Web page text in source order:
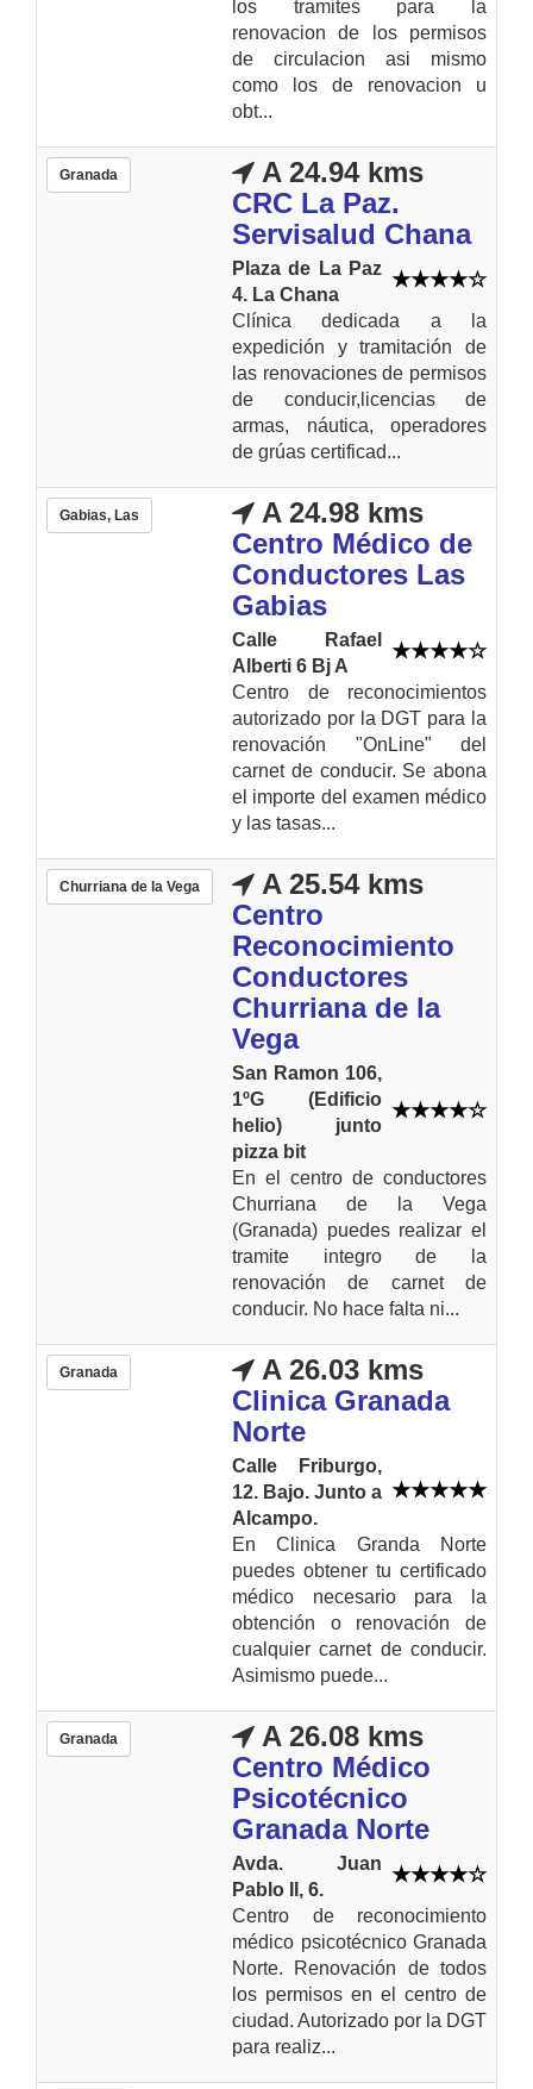
los tramites para la
renovacion de los permisos
de circulacion asi mismo
como los de renovacion u
obt...
Granada
A 24.94 kms
CRC La Paz.
Servisalud Chana
Plaza de La Paz
4. La Chana
Clínica dedicada a la
expedición y tramitación de
las renovaciones de permisos
de conducir,licencias de
armas, náutica, operadores
de grúas certificad...
Gabias, Las
A 24.98 kms
Centro Médico de
Conductores Las
Gabias
Calle Rafael
Alberti 6 Bj A
Centro de reconocimientos
autorizado por la DGT para la
renovación "OnLine" del
carnet de conducir. Se abona
el importe del examen médico
y las tasas...
Churriana de la Vega
A 25.54 kms
Centro
Reconocimiento
Conductores
Churriana de la
Vega
San Ramon 106,
1ºG (Edificio
helio) junto
pizza bit
En el centro de conductores
Churriana de la Vega
(Granada) puedes realizar el
tramite integro de la
renovación de carnet de
conducir. No hace falta ni...
Granada
A 26.03 kms
Clinica Granada
Norte
Calle Friburgo,
12. Bajo. Junto a
Alcampo.
En Clinica Granda Norte
puedes obtener tu certificado
médico necesario para la
obtención o renovación de
cualquier carnet de conducir.
Asimismo puede...
Granada
A 26.08 kms
Centro Médico
Psicotécnico
Granada Norte
Avda. Juan
Pablo II, 6.
Centro de reconocimiento
médico psicotécnico Granada
Norte. Renovación de todos
los permisos en el centro de
ciudad. Autorizado por la DGT
para realiz...